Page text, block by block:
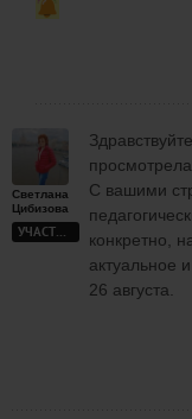
Светлана
Цибизова
УЧАСТНИК
С вашими
конкретно,
актуальное
26 августа.